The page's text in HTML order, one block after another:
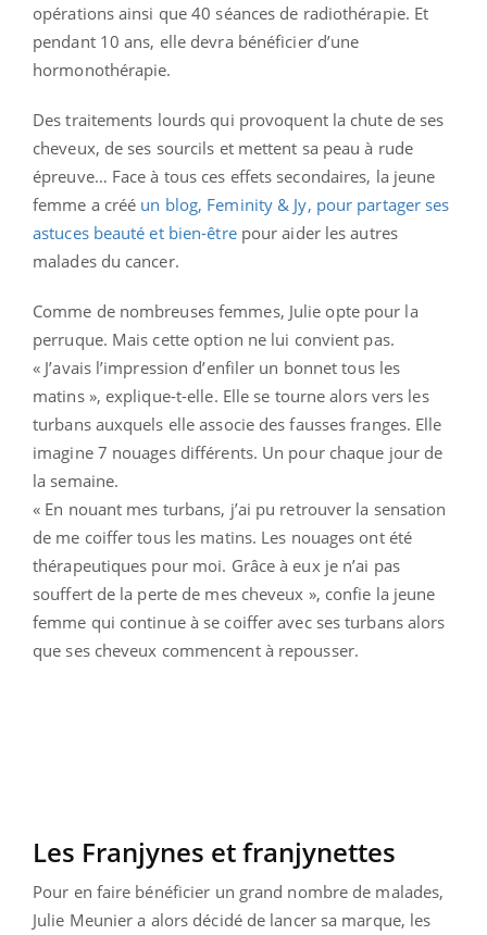
opérations ainsi que 40 séances de radiothérapie. Et
pendant 10 ans, elle devra bénéficier d’une
hormonothérapie.
Des traitements lourds qui provoquent la chute de ses
cheveux, de ses sourcils et mettent sa peau à rude
épreuve… Face à tous ces effets secondaires, la jeune
femme a créé un blog, Feminity & Jy, pour partager ses
astuces beauté et bien-êtrepour aider les autres
malades du cancer.
Comme de nombreuses femmes, Julie opte pour la
perruque. Mais cette option ne lui convient pas.
« J’avais l’impression d’enfiler un bonnet tous les
matins », explique-t-elle. Elle se tourne alors vers les
turbans auxquels elle associe des fausses franges. Elle
imagine 7 nouages différents. Un pour chaque jour de
la semaine.
« En nouant mes turbans, j’ai pu retrouver la sensation
de me coiffer tous les matins. Les nouages ont été
thérapeutiques pour moi. Grâce à eux je n’ai pas
souffert de la perte de mes cheveux », confie la jeune
femme qui continue à se coiffer avec ses turbans alors
que ses cheveux commencent à repousser.
Les Franjynes et franjynettes
Pour en faire bénéficier un grand nombre de malades,
Julie Meunier a alors décidé de lancer sa marque, les